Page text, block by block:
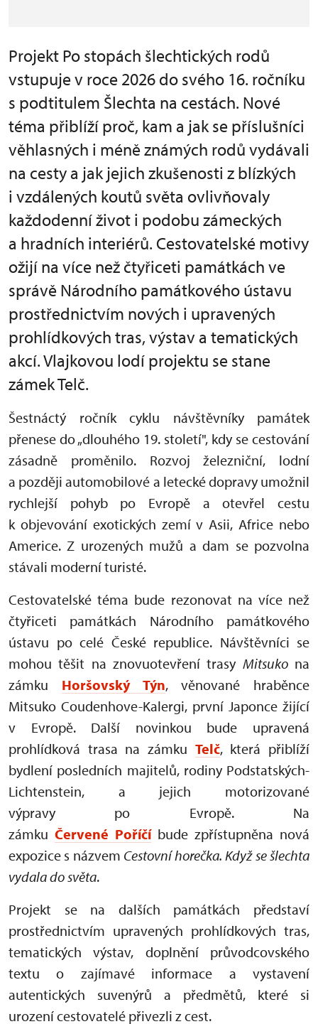
Projekt Po stopách šlechtických rodů
vstupuje v roce 2026 do svého 16. ročníku
s podtitulem Šlechta na cestách. Nové
téma přiblíží proč, kam a jak se příslušníci
věhlasných i méně známých rodů vydávali
na cesty a jak jejich zkušenosti z blízkých
i vzdálených koutů světa ovlivňovaly
každodenní život i podobu zámeckých
a hradních interiérů. Cestovatelské motivy
ožijí na více než čtyřiceti památkách ve
správě Národního památkového ústavu
prostřednictvím nových i upravených
prohlídkových tras, výstav a tematických
akcí. Vlajkovou lodí projektu se stane
zámek Telč.
Šestnáctý ročník cyklu návštěvníky památek
přenese do „dlouhého 19. století", kdy se cestování
zásadně proměnilo. Rozvoj železniční, lodní
a později automobilové a letecké dopravy umožnil
rychlejší pohyb po Evropě a otevřel cestu
k objevování exotických zemí v Asii, Africe nebo
Americe. Z urozených mužů a dam se pozvolna
stávali moderní turisté.
Cestovatelské téma bude rezonovat na více než
čtyřiceti památkách Národního památkového
ústavu po celé České republice. Návštěvníci se
mohou těšit na znovuotevření trasy Mitsukona
zámku Horšovský Týn, věnované hraběnce
Mitsuko Coudenhove-Kalergi, první Japonce žijící
v Evropě. Další novinkou bude upravená
prohlídková trasa na zámku Telč, která přiblíží
bydlení posledních majitelů, rodiny Podstatských-
Lichtenstein, a jejich motorizované
výpravy po Evropě. Na
zámku Červené Poříčíbude zpřístupněna nová
expozice s názvem Cestovní horečka. Když se šlechta
vydala do světa.
Projekt se na dalších památkách představí
prostřednictvím upravených prohlídkových tras,
tematických výstav, doplnění průvodcovského
textu o zajímavé informace a vystavení
autentických suvenýrů a předmětů, které si
urození cestovatelé přivezli z cest.